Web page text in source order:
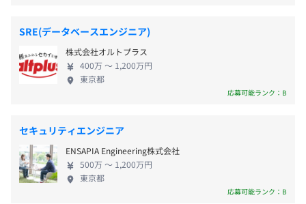
年末調整やマイナンバー管理・各種電子申請にも対応可
◆AIチャットボット
スクラム
・技術書購入サポート
・勉強会/イベントサポート
・交通費支給
・社会保険完備（健康保険、厚生年金、介護保険、雇用保
・フリードリンク（ウォーターサーバー/お茶/スープ等）
・エスプレッソマシン導入（従業員特別価格で購入可）
・社長のおごり自販機
・オフィスコンビニ
人材データの一元管理・活用までワンストップで実
現するクラウドサービスです。 これまで累計資金調
達額46億円（借り入れ含む）を達成しており、2023
年11月には、北欧スウェーデンを本拠とするプライ
ベートエクイティ（PE）ファンド大手のEQT様が当
クト戦略を掲げており、人事DXのさらなる促進・人
的資本経営やESG経営などに対して貢献していくため
のプロダクトを今後も積極的にリリースする予定で
す。現在あるプロダクトも、毎年のように増やしてい
きたいと思っております。 将来的にはHR領域に留ま
SRE(データベースエンジニア)
株式会社オルトプラス
400万 〜 1,200万円
東京都
応募可能ランク：B
セキュリティエンジニア
ENSAPIA Engineering株式会社
500万 〜 1,200万円
東京都
応募可能ランク：B